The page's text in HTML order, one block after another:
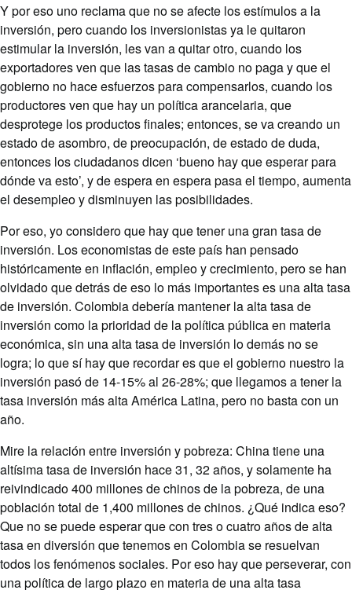
Y por eso uno reclama que no se afecte los estímulos a la
inversión, pero cuando los inversionistas ya le quitaron
estimular la inversión, les van a quitar otro, cuando los
exportadores ven que las tasas de cambio no paga y que el
gobierno no hace esfuerzos para compensarlos, cuando los
productores ven que hay un política arancelaria, que
desprotege los productos finales; entonces, se va creando un
estado de asombro, de preocupación, de estado de duda,
entonces los ciudadanos dicen ‘bueno hay que esperar para
dónde va esto’, y de espera en espera pasa el tiempo, aumenta
el desempleo y disminuyen las posibilidades.
Por eso, yo considero que hay que tener una gran tasa de
inversión. Los economistas de este país han pensado
históricamente en inflación, empleo y crecimiento, pero se han
olvidado que detrás de eso lo más importantes es una alta tasa
de inversión. Colombia debería mantener la alta tasa de
inversión como la prioridad de la política pública en materia
económica, sin una alta tasa de inversión lo demás no se
logra; lo que sí hay que recordar es que el gobierno nuestro la
inversión pasó de 14-15% al 26-28%; que llegamos a tener la
tasa inversión más alta América Latina, pero no basta con un
año.
Mire la relación entre inversión y pobreza: China tiene una
altísima tasa de inversión hace 31, 32 años, y solamente ha
reivindicado 400 millones de chinos de la pobreza, de una
población total de 1,400 millones de chinos. ¿Qué indica eso?
Que no se puede esperar que con tres o cuatro años de alta
tasa en diversión que tenemos en Colombia se resuelvan
todos los fenómenos sociales. Por eso hay que perseverar, con
una política de largo plazo en materia de una alta tasa